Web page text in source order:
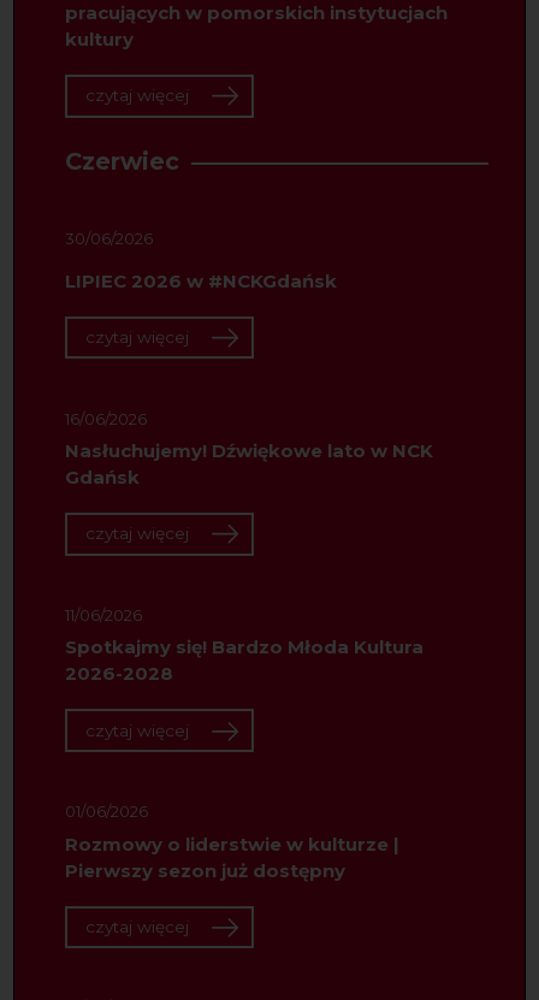
pracujących w pomorskich instytucjach
kultury
czytaj więcej
Czerwiec
30/06/2026
LIPIEC 2026 w #NCKGdańsk
czytaj więcej
16/06/2026
Nasłuchujemy! Dźwiękowe lato w NCK
Gdańsk
czytaj więcej
11/06/2026
Spotkajmy się! Bardzo Młoda Kultura
2026-2028
czytaj więcej
01/06/2026
Rozmowy o liderstwie w kulturze |
Pierwszy sezon już dostępny
czytaj więcej